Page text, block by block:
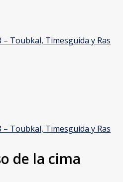
– Toubkal, Timesguida y Ras
– Toubkal, Timesguida y Ras
de la cima